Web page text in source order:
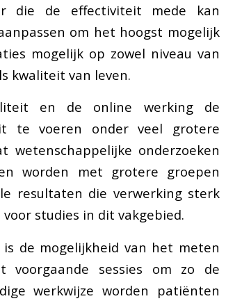
die de effectiviteit mede kan
om het hoogst mogelijk
mogelijk op zowel niveau van
kwaliteit van leven.
en de online werking de
te voeren onder veel grotere
onderzoeken
worden met grotere groepen
resultaten die verwerking sterk
studies in dit vakgebied.
de mogelijkheid van het meten
sessies om zo de
werkwijze worden patiënten